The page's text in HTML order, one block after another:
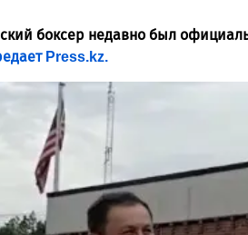
боксер недавно был
Press.kz.